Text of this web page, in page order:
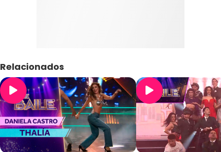
Relacionados